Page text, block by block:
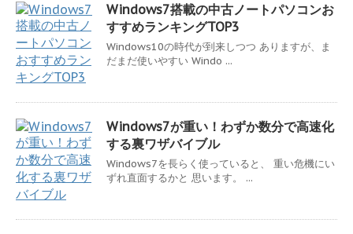
Windows7搭載の中古ノートパソコンお
すすめランキングTOP3
Windows10の時代が到来しつつ ありますが、ま
だまだ使いやすい Windo ...
Windows7が重い！わずか数分で高速化
する裏ワザバイブル
Windows7を長らく使っていると、 重い危機にい
ずれ直面するかと 思います。 ...